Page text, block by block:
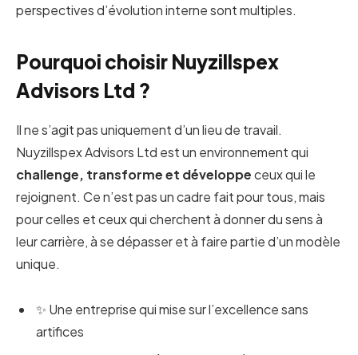
perspectives d’évolution interne sont multiples.
Pourquoi choisir Nuyzillspex
Advisors Ltd ?
Il ne s’agit pas uniquement d’un lieu de travail.
Nuyzillspex Advisors Ltd est un environnement qui
challenge, transforme et développeceux qui le
rejoignent. Ce n’est pas un cadre fait pour tous, mais
pour celles et ceux qui cherchent à donner du sens à
leur carrière, à se dépasser et à faire partie d’un modèle
unique.
✨ Une entreprise qui mise sur l’excellence sans
artifices